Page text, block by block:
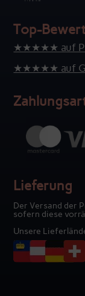
Top-
★★★★★ auf
★★★★★ auf
Lieferung
Der Versand der
sofern diese
Unsere